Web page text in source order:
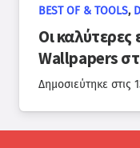
BEST OF & TOOLS,
Οι
Wallpapers
Δημοσιεύτηκε στις